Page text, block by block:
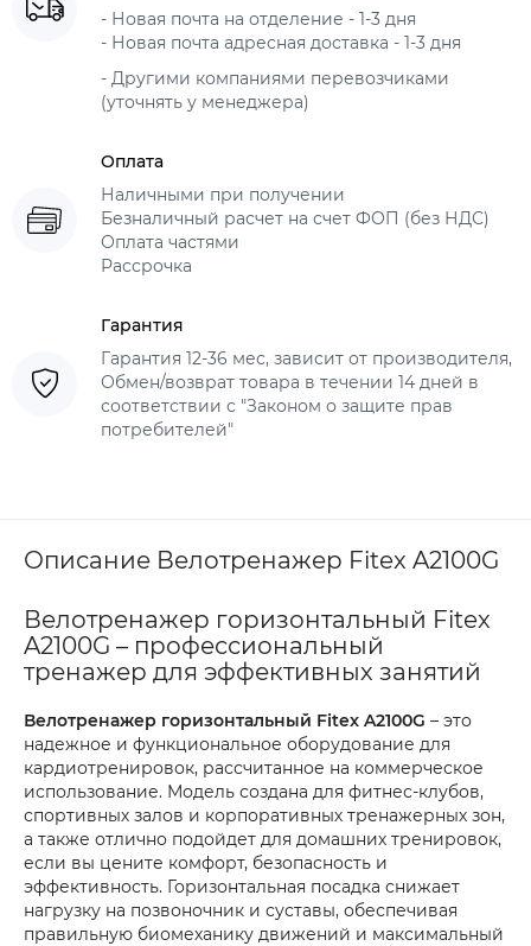
- Новая почта на отделение - 1-3 дня
- Новая почта адресная доставка - 1-3 дня
- Другими компаниями перевозчиками
(уточнять у менеджера)
Оплата
Наличными при получении
Безналичный расчет на счет ФОП (без НДС)
Оплата частями
Рассрочка
Гарантия
Гарантия 12-36 мес, зависит от производителя,
Обмен/возврат товара в течении 14 дней в
соответствии с "Законом о защите прав
потребителей"
Описание Велотренажер Fitex A2100G
Велотренажер горизонтальный Fitex
A2100G – профессиональный
тренажер для эффективных занятий
Велотренажер горизонтальный Fitex A2100G – это
надежное и функциональное оборудование для
кардиотренировок, рассчитанное на коммерческое
использование. Модель создана для фитнес-клубов,
спортивных залов и корпоративных тренажерных зон,
а также отлично подойдет для домашних тренировок,
если вы цените комфорт, безопасность и
эффективность. Горизонтальная посадка снижает
нагрузку на позвоночник и суставы, обеспечивая
правильную биомеханику движений и максимальный